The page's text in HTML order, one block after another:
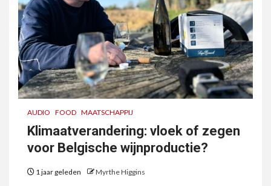
AUDIO FOOD MAATSCHAPPIJ
Klimaatverandering: vloek of zegen
voor Belgische wijnproductie?
1 jaar geleden Myrthe Higgins